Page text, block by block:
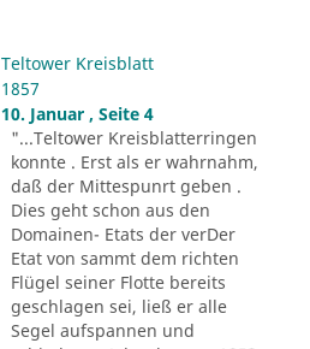
Teltower Kreisblatt
1857
10. Januar , Seite 4
"...Teltower Kreisblatterringen
konnte . Erst als er wahrnahm,
daß der Mittespunrt geben .
Dies geht schon aus den
Domainen- Etats der verDer
Etat von sammt dem richten
Flügel seiner Flotte bereits
geschlagen sei, ließ er alle
Segel aufspannen und